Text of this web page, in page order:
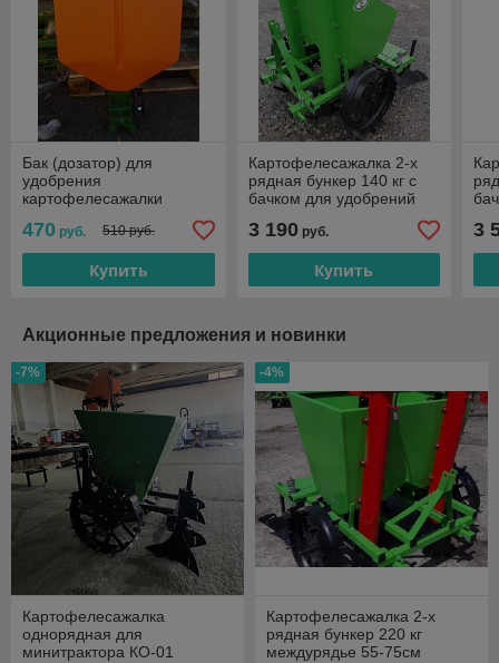
Бак (дозатор) для
удобрения
картофелесажалки
470 руб. 510 руб.
Купить
Картофелесажалка 2-х
рядная бункер 140 кг с
бачком для удобрений
3 190руб.
Купить
3
Акционные предложения и новинки
-7%
Картофелесажалка
однорядная для
минитрактора КО-01
-4%
Картофелесажалка 2-х
рядная бункер 220 кг
междурядье 55-75см